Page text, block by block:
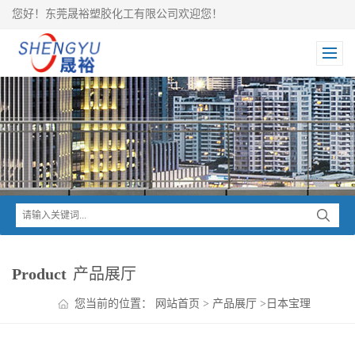
您好！东莞晟裕塑胶化工有限公司欢迎您！
Product 产品展厅
您当前的位置： 网站首页 > 产品展厅 > 日本宝理